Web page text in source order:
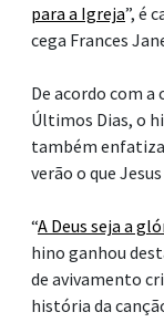
para a Igreja”, é
cega Frances
De acordo com a
Últimos Dias, o
também enfatiza
verão o que
“A Deus seja a
hino ganhou
de avivamento
história da